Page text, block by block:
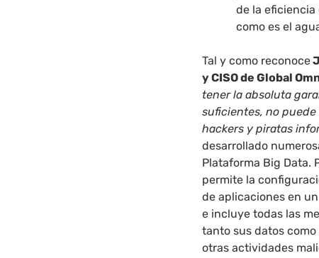
de la eficiencia
como es el
Tal y como reconoce
y CISO de Global
tener la absoluta
suficientes, no
hackers y piratas
desarrollado
Plataforma Big Data.
permite la
de aplicaciones en
e incluye todas las
tanto sus datos
otras actividades